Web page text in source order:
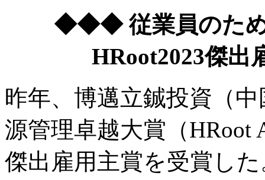
◆◆◆ 従業員のため
HRoot2023傑
昨年、博邁立鋮投資（
源管理卓越大賞（HRoot
傑出雇用主賞を受賞し